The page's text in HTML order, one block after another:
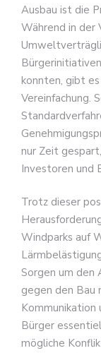
Ausbau ist die
Während in der
konnten, gibt
Vereinfachung.
nur Zeit
Investoren und
Trotz dieser
Windparks auf
Sorgen um den
gegen den Bau
Bürger
mögliche